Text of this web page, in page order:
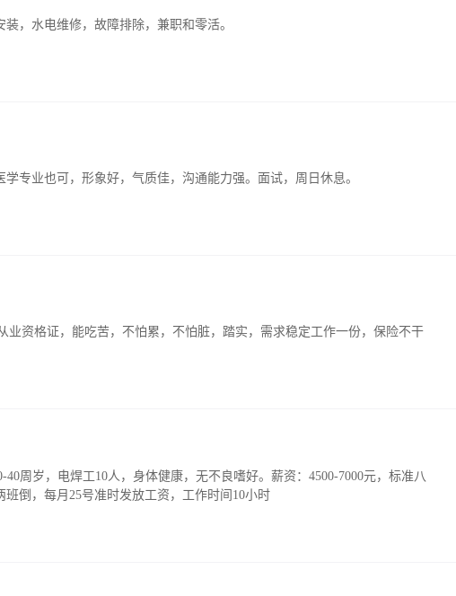
，水电维修，故障排除，兼职和零活。
专业也可，形象好，气质佳，沟通能力强。面试，周日休息。
业资格证，能吃苦，不怕累，不怕脏，踏实，需求稳定工作一份，保险不干
周岁，电焊工10人，身体健康，无不良嗜好。薪资：4500-7000元，标准八
倒，每月25号准时发放工资，工作时间10小时